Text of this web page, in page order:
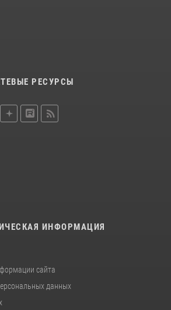
РЕСУРСЫ
ИНФОРМАЦИЯ
сайта
данных